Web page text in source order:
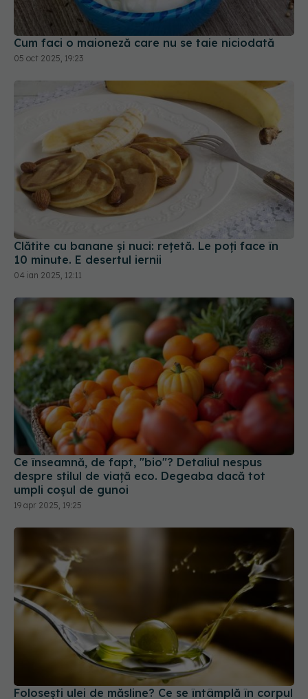
05 oct 2025, 19:23
Clătite cu banane și nuci: rețetă. Le poți face în
10 minute. E desertul iernii
Ce înseamnă, de fapt, "bio"? Detaliul nespus
despre stilul de viață eco. Degeaba dacă tot
umpli coșul de gunoi
19 apr 2025, 19:25
Folosești ulei de măsline? Ce se întâmplă în corpul
tău după câteva zile